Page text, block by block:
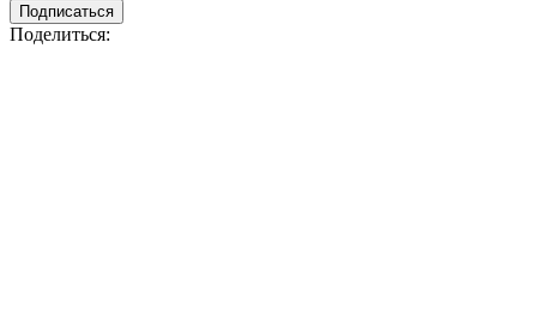
Подписаться
Поделиться: